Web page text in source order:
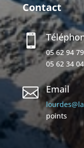
Contact

05 62 94
05 62 34
 Email
points